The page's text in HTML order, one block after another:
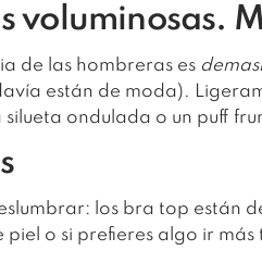
voluminosas.
de las hombreras es
están de moda).
silueta ondulada o un puff
los bra top están
piel o si prefieres algo ir